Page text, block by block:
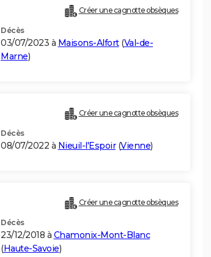
Créer une cagnotte obsèques
Décès
03/07/2023 à Maisons-Alfort(Val-de-
Marne)
Créer une cagnotte obsèques
Décès
08/07/2022 à Nieuil-l'Espoir(Vienne)
Créer une cagnotte obsèques
Décès
23/12/2018 à Chamonix-Mont-Blanc
(Haute-Savoie)